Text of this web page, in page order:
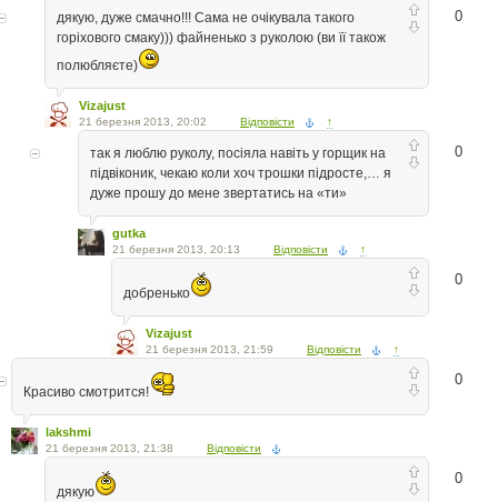
0
дякую, дуже смачно!!! Сама не очікувала такого
горіхового смаку))) файненько з руколою (ви її також
полюбляєте)
Vizajust
21 березня 2013, 20:02 Відповісти ↑
0
так я люблю руколу, посіяла навіть у горщик на
підвіконик, чекаю коли хоч трошки підросте,… я
дуже прошу до мене звертатись на «ти»
gutka
21 березня 2013, 20:13 Відповісти ↑
0
добренько
Vizajust
21 березня 2013, 21:59 Відповісти ↑
0
Красиво смотрится!
lakshmi
21 березня 2013, 21:38 Відповісти
0
дякую